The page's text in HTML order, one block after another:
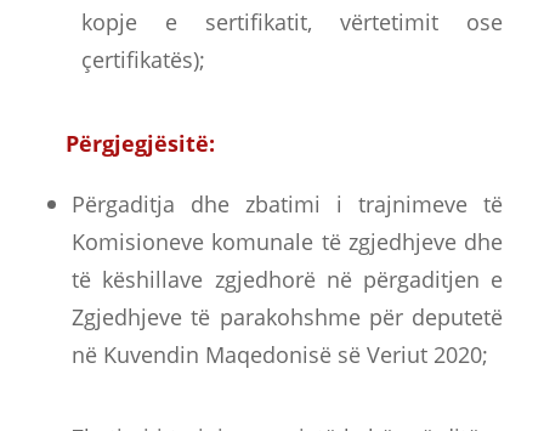
kopje e sertifikatit, vërtetimit ose
çertifikatës);
Përgjegjësitë:
Përgaditja dhe zbatimi i trajnimeve të
Komisioneve komunale të zgjedhjeve dhe
të këshillave zgjedhorë në përgaditjen e
Zgjedhjeve të parakohshme për deputetë
në Kuvendin Maqedonisë së Veriut 2020;